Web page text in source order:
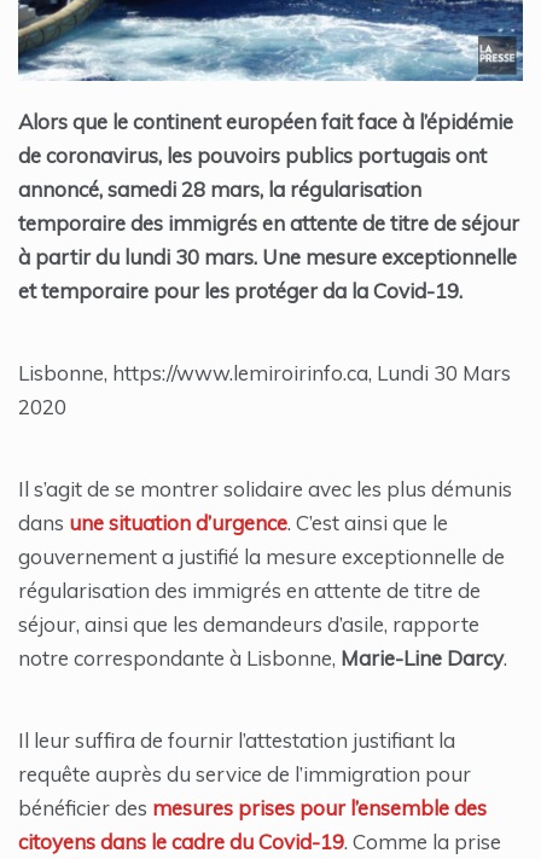
Alors que le continent européen fait face à l’épidémie
de coronavirus, les pouvoirs publics portugais ont
annoncé, samedi 28 mars, la régularisation
temporaire des immigrés en attente de titre de séjour
à partir du lundi 30 mars. Une mesure exceptionnelle
et temporaire pour les protéger da la Covid-19.
Lisbonne, https://www.lemiroirinfo.ca, Lundi 30 Mars
2020
Il s’agit de se montrer solidaire avec les plus démunis
dans une situation d’urgence. C’est ainsi que le
gouvernement a justifié la mesure exceptionnelle de
régularisation des immigrés en attente de titre de
séjour, ainsi que les demandeurs d’asile, rapporte
notre correspondante à Lisbonne, Marie-Line Darcy.
Il leur suffira de fournir l’attestation justifiant la
requête auprès du service de l’immigration pour
bénéficier des mesures prises pour l’ensemble des
citoyens dans le cadre du Covid-19. Comme la prise